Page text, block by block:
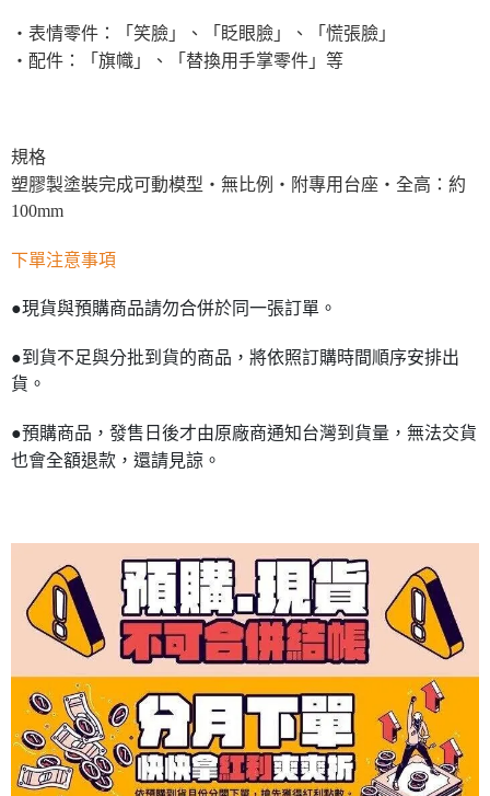
・表情零件：「笑臉」、「眨眼臉」、「慌張臉」
・配件：「旗幟」、「替換用手掌零件」等
規格
塑膠製塗裝完成可動模型・無比例・附專用台座・全高：約
100mm
下單注意事項
●現貨與預購商品請勿合併於同一張訂單。
●到貨不足與分批到貨的商品，將依照訂購時間順序安排出
貨。
●預購商品，發售日後才由原廠商通知台灣到貨量，無法交貨
也會全額退款，還請見諒。